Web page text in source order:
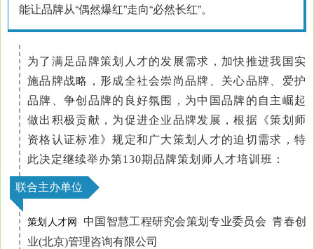
能让品牌从“偶然爆红”走向“必然长红”。
为了满足品牌策划人才的发展需求，加快推进我国实
施品牌战略，形成全社会崇尚品牌、关心品牌、爱护
品牌、争创品牌的良好氛围，为中国品牌的自主崛起
做出积极贡献，为促进企业品牌发展，根据《策划师
资格认证标准》规定和广大策划人才的迫切需求，特
此决定继续举办第130期品牌策划师人才培训班：
联合主办单位
策划人才网
中国智慧工程研究会策划专业委员会 青春创
业(北京)管理咨询有限公司